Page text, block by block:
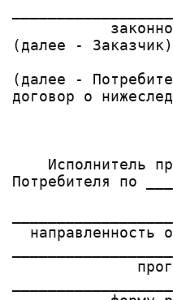
(далее -
(далее -
договор о
Исполнитель
Потребителя по
направленность